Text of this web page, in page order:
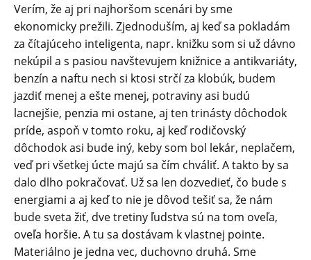
Verím, že aj pri najhoršom scenári by sme
ekonomicky prežili. Zjednoduším, aj keď sa pokladám
za čítajúceho inteligenta, napr. knižku som si už dávno
nekúpil a s pasiou navštevujem knižnice a antikvariáty,
benzín a naftu nech si ktosi strčí za klobúk, budem
jazdiť menej a ešte menej, potraviny asi budú
lacnejšie, penzia mi ostane, aj ten trinásty dôchodok
príde, aspoň v tomto roku, aj keď rodičovský
dôchodok asi bude iný, keby som bol lekár, neplačem,
veď pri všetkej úcte majú sa čím chváliť. A takto by sa
dalo dlho pokračovať. Už sa len dozvedieť, čo bude s
energiami a aj keď to nie je dôvod tešiť sa, že nám
bude sveta žiť, dve tretiny ľudstva sú na tom oveľa,
oveľa horšie. A tu sa dostávam k vlastnej pointe.
Materiálno je jedna vec, duchovno druhá. Sme